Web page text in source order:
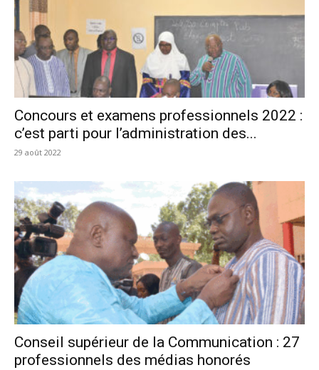
Concours et examens professionnels 2022 :
c’est parti pour l’administration des...
29 août 2022
Conseil supérieur de la Communication : 27
professionnels des médias honorés